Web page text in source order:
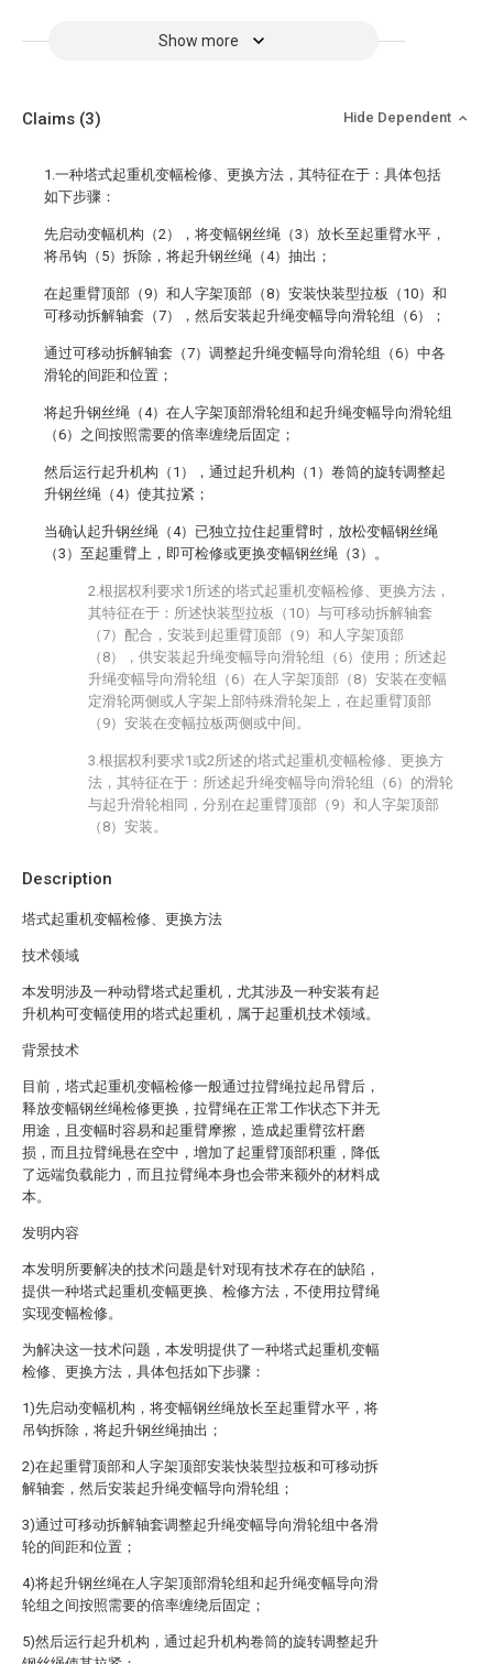
Show more
Description
塔式起重机变幅检修、更换方法
技术领域
本发明涉及一种动臂塔式起重机，尤其涉及一种安装有起
升机构可变幅使用的塔式起重机，属于起重机技术领域。
背景技术
目前，塔式起重机变幅检修一般通过拉臂绳拉起吊臂后，
释放变幅钢丝绳检修更换，拉臂绳在正常工作状态下并无
用途，且变幅时容易和起重臂摩擦，造成起重臂弦杆磨
损，而且拉臂绳悬在空中，增加了起重臂顶部积重，降低
了远端负载能力，而且拉臂绳本身也会带来额外的材料成
本。
发明内容
本发明所要解决的技术问题是针对现有技术存在的缺陷，
提供一种塔式起重机变幅更换、检修方法，不使用拉臂绳
实现变幅检修。
为解决这一技术问题，本发明提供了一种塔式起重机变幅
检修、更换方法，具体包括如下步骤：
1)先启动变幅机构，将变幅钢丝绳放长至起重臂水平，将
吊钩拆除，将起升钢丝绳抽出；
2)在起重臂顶部和人字架顶部安装快装型拉板和可移动拆
解轴套，然后安装起升绳变幅导向滑轮组；
3)通过可移动拆解轴套调整起升绳变幅导向滑轮组中各滑
轮的间距和位置；
4)将起升钢丝绳在人字架顶部滑轮组和起升绳变幅导向滑
轮组之间按照需要的倍率缠绕后固定；
5)然后运行起升机构，通过起升机构卷筒的旋转调整起升
Claims (3) Hide Dependent
1.一种塔式起重机变幅检修、更换方法，其特征在于：具体包括
如下步骤：
先启动变幅机构（2），将变幅钢丝绳（3）放长至起重臂水平，
将吊钩（5）拆除，将起升钢丝绳（4）抽出；
在起重臂顶部（9）和人字架顶部（8）安装快装型拉板（10）和
可移动拆解轴套（7），然后安装起升绳变幅导向滑轮组（6）；
通过可移动拆解轴套（7）调整起升绳变幅导向滑轮组（6）中各
滑轮的间距和位置；
将起升钢丝绳（4）在人字架顶部滑轮组和起升绳变幅导向滑轮组
（6）之间按照需要的倍率缠绕后固定；
然后运行起升机构（1），通过起升机构（1）卷筒的旋转调整起
升钢丝绳（4）使其拉紧；
当确认起升钢丝绳（4）已独立拉住起重臂时，放松变幅钢丝绳
（3）至起重臂上，即可检修或更换变幅钢丝绳（3）。
2.根据权利要求1所述的塔式起重机变幅检修、更换方法，
其特征在于：所述快装型拉板（10）与可移动拆解轴套
（7）配合，安装到起重臂顶部（9）和人字架顶部
（8），供安装起升绳变幅导向滑轮组（6）使用；所述起
升绳变幅导向滑轮组（6）在人字架顶部（8）安装在变幅
定滑轮两侧或人字架上部特殊滑轮架上，在起重臂顶部
（9）安装在变幅拉板两侧或中间。
3.根据权利要求1或2所述的塔式起重机变幅检修、更换方
法，其特征在于：所述起升绳变幅导向滑轮组（6）的滑轮
与起升滑轮相同，分别在起重臂顶部（9）和人字架顶部
（8）安装。